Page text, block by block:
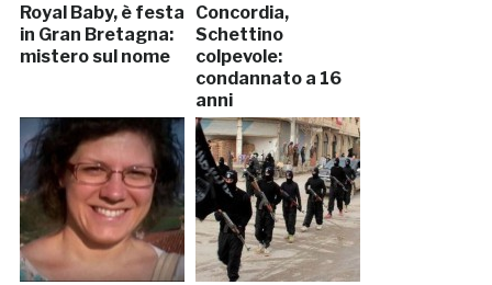
Royal Baby, è festa
in Gran Bretagna:
mistero sul nome
Concordia,
Schettino
colpevole:
condannato a 16
anni